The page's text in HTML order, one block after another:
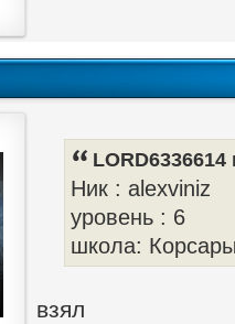
LORD6336614
Ник : alexviniz
уровень : 6
школа:
взял